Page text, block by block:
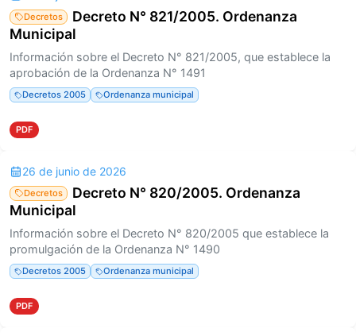
Decretos
Decreto N° 821/2005. Ordenanza
Municipal
Información sobre el Decreto N° 821/2005, que establece la
aprobación de la Ordenanza N° 1491
Decretos 2005 Ordenanza municipal
PDF
26 de junio de 2026
Decretos
Decreto N° 820/2005. Ordenanza
Municipal
Información sobre el Decreto N° 820/2005 que establece la
promulgación de la Ordenanza N° 1490
Decretos 2005 Ordenanza municipal
PDF